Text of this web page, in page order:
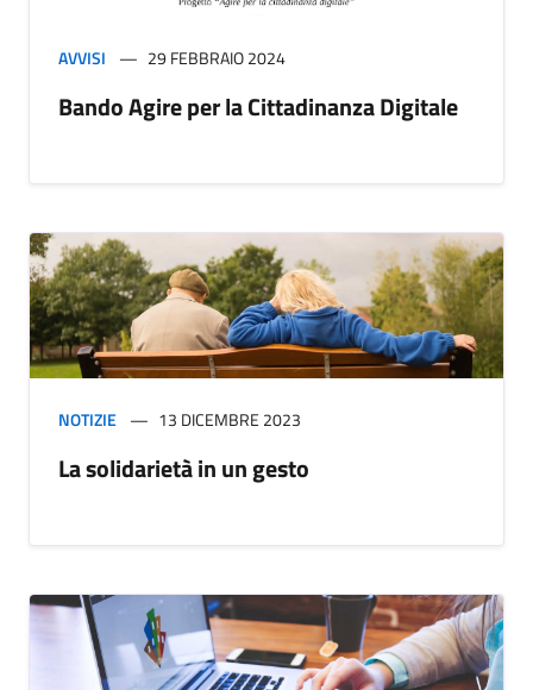
AVVISI 29 FEBBRAIO 2024
Bando Agire per la Cittadinanza Digitale
NOTIZIE 13 DICEMBRE 2023
La solidarietà in un gesto